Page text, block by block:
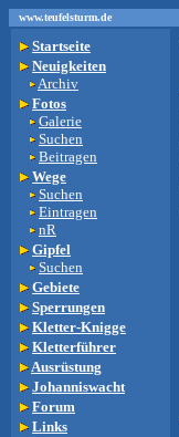
www.teufelsturm.de
Startseite
Neuigkeiten
Archiv
Fotos
Galerie
Suchen
Beitragen
Wege
Suchen
Eintragen
nR
Gipfel
Suchen
Gebiete
Sperrungen
Kletter-Knigge
Kletterführer
Ausrüstung
Johanniswacht
Forum
Links